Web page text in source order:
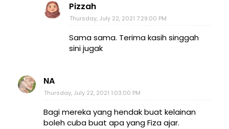
Pizzah
Thursday, July 22, 2021 7:29:00 PM
Sama sama. Terima kasih singgah
sini jugak
NA
Thursday, July 22, 2021 1:03:00 PM
Bagi mereka yang hendak buat kelainan
boleh cuba buat apa yang Fiza ajar.